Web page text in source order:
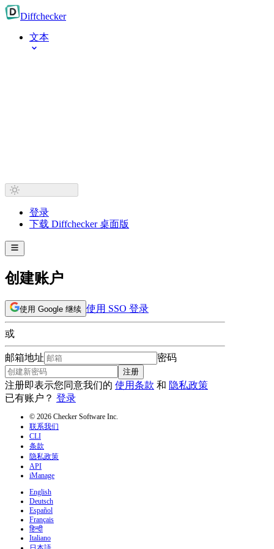
Diffchecker
文本
登录
下载 Diffchecker 桌面版
创建账户
使用 Google 继续 使用 SSO 登录
或
邮箱地址 密码
注册
注册即表示您同意我们的 使用条款 和 隐私政策
已有账户？ 登录
© 2026 Checker Software Inc.
联系我们
CLI
条款
隐私政策
API
iManage
English
Deutsch
Español
Français
हिन्दी
Italiano